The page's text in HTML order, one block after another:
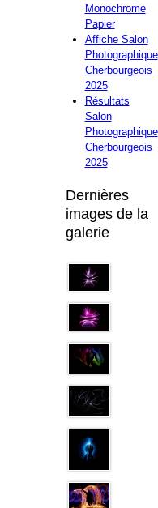
Monochrome
Papier
Affiche Salon
Photographique
Cherbourgeois
2025
Résultats
Salon
Photographique
Cherbourgeois
2025
Dernières
images de la
galerie